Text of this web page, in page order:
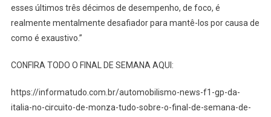
esses últimos três décimos de desempenho, de foco, é
realmente mentalmente desafiador para mantê-los por causa de
como é exaustivo.”
CONFIRA TODO O FINAL DE SEMANA AQUI:
https://informatudo.com.br/automobilismo-news-f1-gp-da-
italia-no-circuito-de-monza-tudo-sobre-o-final-de-semana-de-